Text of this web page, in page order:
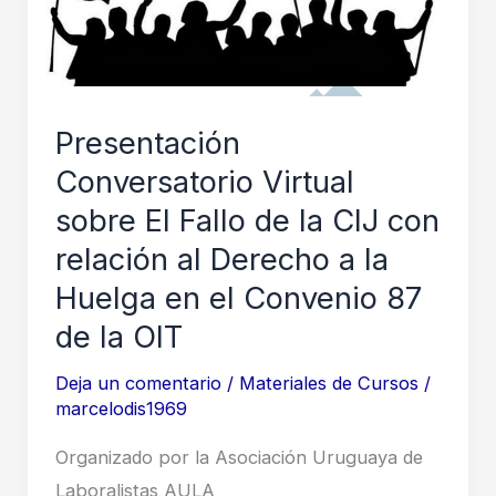
Presentación
Conversatorio Virtual
sobre El Fallo de la CIJ con
relación al Derecho a la
Huelga en el Convenio 87
de la OIT
Deja un comentario / Materiales de Cursos /
marcelodis1969
Organizado por la Asociación Uruguaya de
Laboralistas AULA